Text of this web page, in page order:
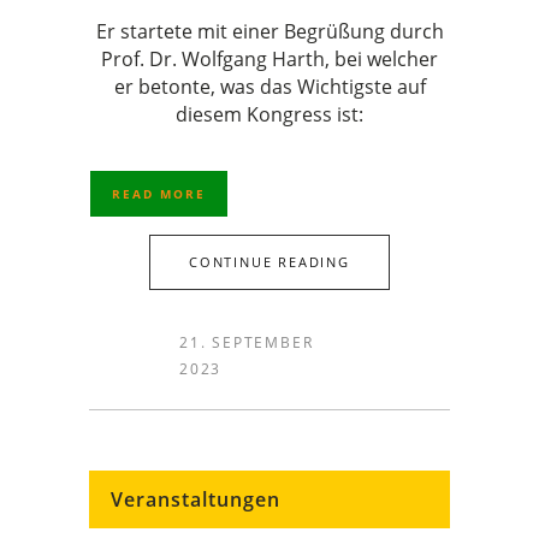
Er startete mit einer Begrüßung durch
Prof. Dr. Wolfgang Harth, bei welcher
er betonte, was das Wichtigste auf
diesem Kongress ist:
READ MORE
CONTINUE READING
21. SEPTEMBER
2023
Veranstaltungen